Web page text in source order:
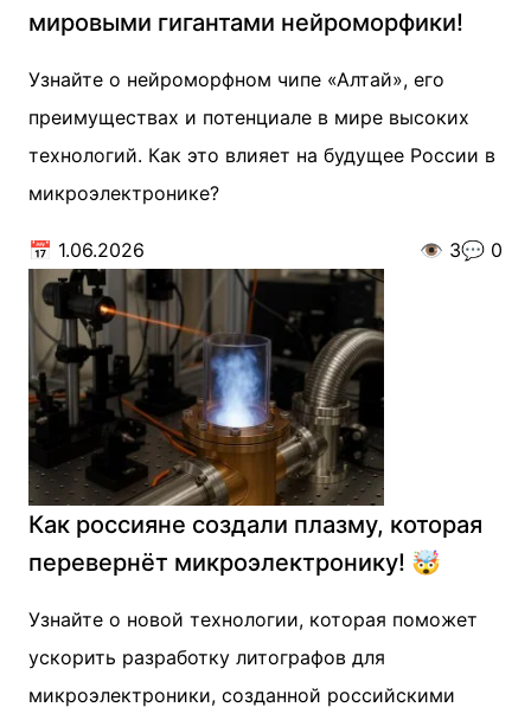
мировыми гигантами нейроморфики!
Узнайте о нейроморфном чипе «Алтай», его
преимуществах и потенциале в мире высоких
технологий. Как это влияет на будущее России в
микроэлектронике?
📅 1.06.2026 👁️ 3💬 0
Как россияне создали плазму, которая
перевернёт микроэлектронику! 🤯
Узнайте о новой технологии, которая поможет
ускорить разработку литографов для
микроэлектроники, созданной российскими